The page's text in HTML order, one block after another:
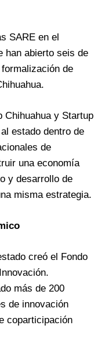
SARE en el
han abierto seis de
de
Chihuahua y Startup
estado dentro de
de
una economía
y desarrollo de
misma estrategia.
creó el Fondo
más de 200
de innovación
coparticipación